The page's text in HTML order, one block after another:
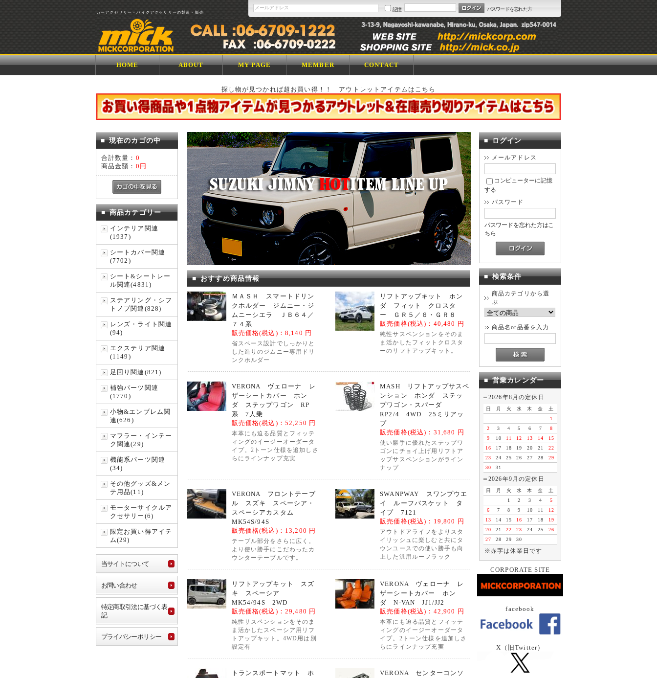
カーアクセサリー・バイクアクセサリーの製造・販売
記憶 パスワードを忘れた方
HOME ABOUT MY PAGE MEMBER CONTACT
探し物が見つかれば超お買い得！！ アウトレットアイテムはこちら
■ 現在のカゴの中
合計数量： 0
商品金額： 0円
■ 商品カテゴリー
インテリア関連
(1937)
シートカバー関連
(7702)
シート&シートレー
ル関連(4831)
ステアリング・シフ
トノブ関連(828)
レンズ・ライト関連
(94)
エクステリア関連
(1149)
足回り関連(821)
補強パーツ関連
(1770)
小物&エンブレム関
連(626)
マフラー・インテー
ク関連(29)
機能系パーツ関連
(34)
その他グッズ&メン
テ用品(11)
モーターサイクルア
クセサリー(6)
限定お買い得アイテ
ム(29)
当サイトについて
お問い合わせ
特定商取引法に基づく表
記
プライバシーポリシー
■ おすすめ商品情報
ＭＡＳＨ スマートドリン
クホルダー ジムニー・ジ
ムニーシエラ ＪＢ６４／
７４系
販売価格(税込)： 8,140 円
省スペース設計でしっかりと
した造りのジムニー専用ドリ
ンクホルダー
リフトアップキット ホン
ダ フィット クロスタ
ー ＧＲ５／６・ＧＲ８
販売価格(税込)： 40,480 円
純性サスペンションをそのま
ま活かしたフィットクロスタ
ーのリフトアップキット。
VERONA ヴェローナ レ
ザーシートカバー ホン
ダ ステップワゴン RP
系 7人乗
販売価格(税込)： 52,250 円
本革にも迫る品質とフィッテ
ィングのイージーオーダータ
イプ。2トーン仕様を追加しさ
らにラインナップ充実
MASH リフトアップサスペ
ンション ホンダ ステッ
プワゴン・スパーダ
RP2/4 4WD 25ミリアッ
プ
販売価格(税込)： 31,680 円
使い勝手に優れたステップワ
ゴンにチョイ上げ用リフトア
ップサスペンションがライン
ナップ
VERONA フロントテーブ
ル スズキ スペーシア・
スペーシアカスタム
MK54S/94S
販売価格(税込)： 13,200 円
テーブル部分をさらに広く。
より使い勝手にこだわったカ
ウンターテーブルです。
SWANPWAY スワンプウエ
イ ルーフバスケット タ
イプ 7121
販売価格(税込)： 19,800 円
アウトドアライフをよりスタ
イリッシュに楽しむと共にタ
ウンユースでの使い勝手も向
上した汎用ルーフラック
リフトアップキット スズ
キ スペーシア
MK54/94S 2WD
販売価格(税込)： 29,480 円
純性サスペンションをそのま
ま活かしたスペーシア用リフ
トアップキット。4WD用は別
設定有
VERONA ヴェローナ レ
ザーシートカバー ホン
ダ N-VAN JJ1/JJ2
販売価格(税込)： 42,900 円
本革にも迫る品質とフィッテ
ィングのイージーオーダータ
イプ。2トーン仕様を追加しさ
らにラインナップ充実
トランスポートマット ホ
VERONA センターコンソ
■ ログイン
メールアドレス
コンピューターに記憶
する
パスワード
パスワードを忘れた方はこ
ちら
■ 検索条件
商品カテゴリから選
ぶ
商品名or品番を入力
■ 営業カレンダー
2026年8月の定休日
日 月 火 水 木 金
土
1
2
3 4 5 6 7
8
9
10 11 12 13 14
15
16
17 18 19 20 21
22
23
24 25 26 27 28
29
30
31
2026年9月の定休日
日 月 火 水 木 金
土
1
2 3 4
5
6
7 8 9 10 11
12
13
14 15 16 17 18
19
20
21 22 23 24 25
26
27
28 29 30
※赤字は休業日です
CORPORATE SITE
facebook
X（旧Twitter）